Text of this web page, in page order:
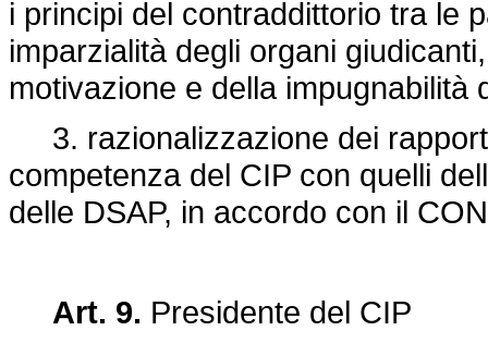
i principi del contraddittorio tra le
imparzialità degli organi
motivazione e della impugnabilità
3. razionalizzazione dei
competenza del CIP con quelli
delle DSAP, in accordo con il
Art. 9. Presidente del CIP